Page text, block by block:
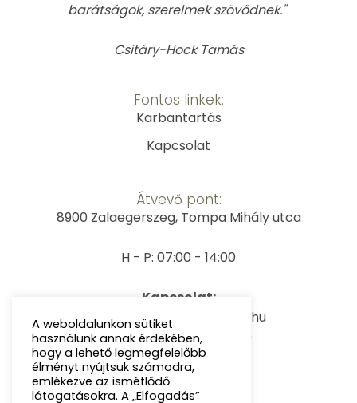
barátságok, szerelmek szövődnek."
Csitáry-Hock Tamás
Fontos linkek:
Karbantartás
Kapcsolat
Átvevő pont:
8900 Zalaegerszeg, Tompa Mihály utca
H - P: 07:00 - 14:00
Kapcsolat:
E-mail: info@kavegepem.hu
Telefon: +36203504709
A weboldalunkon sütiket
használunk annak érdekében,
hogy a lehető legmegfelelőbb
élményt nyújtsuk számodra,
emlékezve az ismétlődő
látogatásokra. A „Elfogadás”